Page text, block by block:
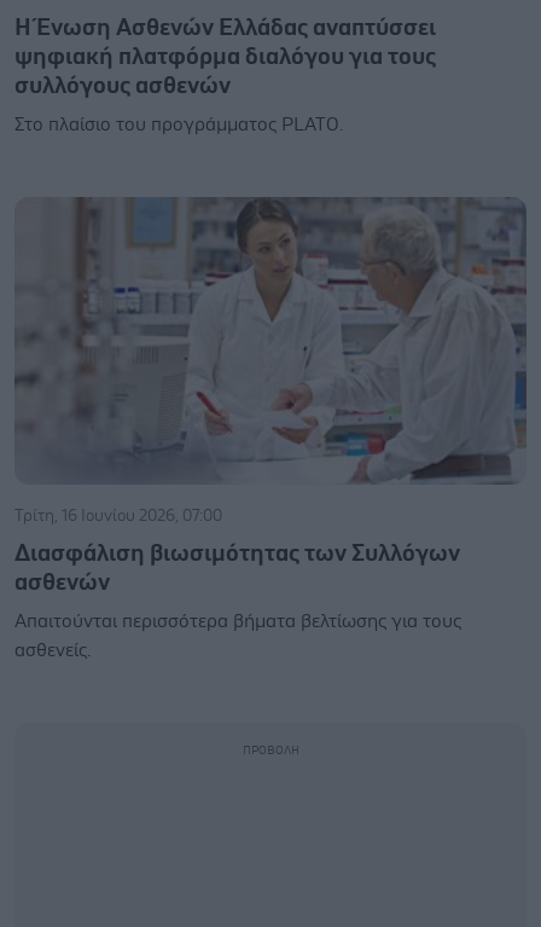
Η Ένωση Ασθενών Ελλάδας αναπτύσσει
ψηφιακή πλατφόρμα διαλόγου για τους
συλλόγους ασθενών
Στο πλαίσιο του προγράμματος PLATO.
Τρίτη, 16 Ιουνίου 2026, 07:00
Διασφάλιση βιωσιμότητας των Συλλόγων
ασθενών
Απαιτούνται περισσότερα βήματα βελτίωσης για τους
ασθενείς.